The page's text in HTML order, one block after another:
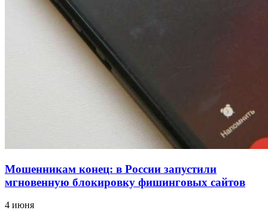
Волгоградские компании нарастили экспорт:
заключены контракты на 3,6 млн долларов
Мошенникам конец: в России запустили
мгновенную блокировку фишинговых сайтов
4 июня